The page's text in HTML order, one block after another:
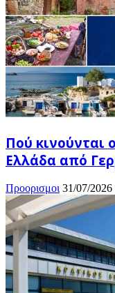
Πού κινούνται
Ελλάδα από
Προορισμοι 31/07/